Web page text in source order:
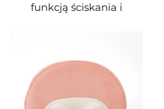
funkcją ściskania i